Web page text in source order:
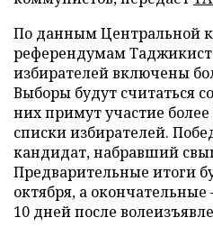
По данным Центральной
референдумам
избирателей включены
Выборы будут считаться
них примут участие
списки избирателей.
кандидат, набравший
Предварительные итоги
октября, а
10 дней после